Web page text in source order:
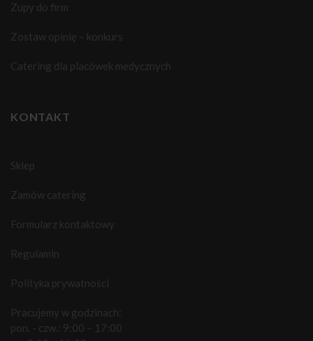
Zupy do firm
Zostaw opinię – konkurs
Catering dla placówek medycznych
KONTAKT
Sklep
Zamów catering
Formularz kontaktowy
Regulamin
Polityka prywatności
Pracujemy w godzinach:
pon. - czw.: 9:00 – 17:00